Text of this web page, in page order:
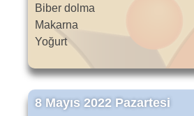
Biber dolma
Makarna
Yoğurt
8 Mayıs 2022 Pazartesi